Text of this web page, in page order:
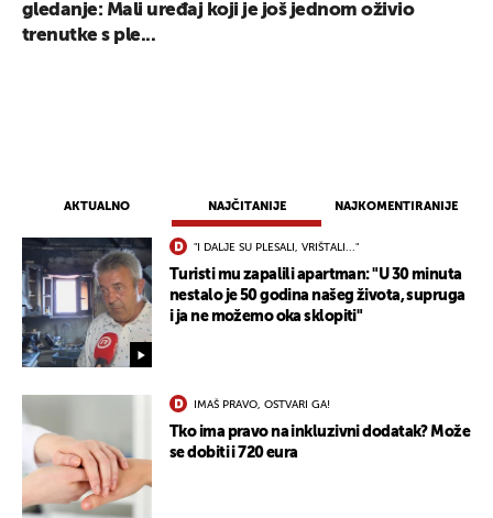
AKTUALNO NAJČITANIJE NAJKOMENTIRANIJE
"I DALJE SU PLESALI, VRIŠTALI..."
Turisti mu zapalili apartman: "U 30 minuta
nestalo je 50 godina našeg života, supruga
i ja ne možemo oka sklopiti"
IMAŠ PRAVO, OSTVARI GA!
Tko ima pravo na inkluzivni dodatak? Može
se dobiti i 720 eura
gledanje: Mali uređaj koji je još jednom oživio
trenutke s ple...